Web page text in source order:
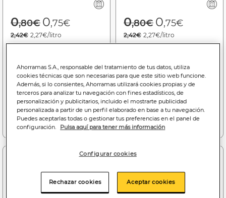
Price reduced from
0,80€to
0,75€
2,42€ 2,27€/litro
Bajada de precio a0.75€
(06/08/26 - 16/08/26)
Añadir a la cesta
Price reduced
0,80€to
0,75€
2,42€ 2,27€/litro
Bajada de precio a0.75€
(06/08/26 - 16/08/26)
Añadir a la cesta
-37%
Ahorramas S.A., responsable del tratamiento de tus datos, utiliza
cookies técnicas que son necesarias para que este sitio web funcione.
Además, si lo consientes, Ahorramas utilizará cookies propias y de
terceros para analizar tu navegación con fines estadísticos, de
personalización y publicitarios, incluido el mostrarte publicidad
personalizada a partir de un perfil elaborado en base a tu navegación.
Puedes aceptarlas todas o gestionar tus preferencias en el panel de
configuración.
Pulsa aquí para tener más información
Configurar cookies
Rechazar cookies Aceptar cookies